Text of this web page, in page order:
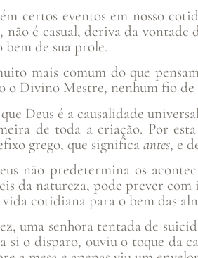
certos eventos em nosso
é casual, deriva da vontade
bem de sua prole.
mais comum do que
o Divino Mestre, nenhum fio de
Deus é a causalidade
de toda a criação. Por
grego, que significa antes, e
não predetermina os
da natureza, pode prever
cotidiana para o bem das
uma senhora tentada de
si o disparo, ouviu o toque da